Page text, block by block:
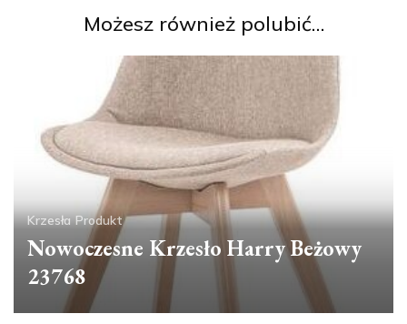
Możesz również polubić…
Krzesła Produkt
Nowoczesne Krzesło Harry Beżowy
23768